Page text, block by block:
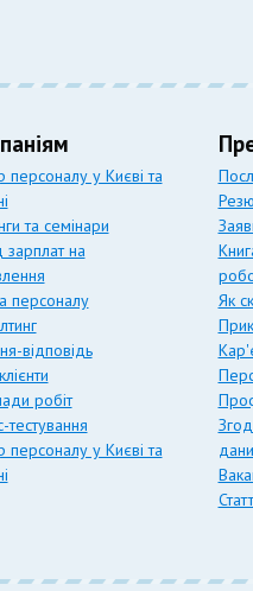
персоналу у Києві та
та семінари
зарплат на
персоналу
відповідь
робіт
тестування
персоналу у Києві та
Як